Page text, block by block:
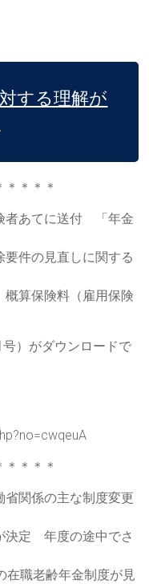
する理解が
＊＊＊
者あてに送付 「年金
要件の見直しに関する
算保険料（雇用保険
）がダウンロードで
＊＊＊
関係の主な制度変更
決定 年度の途中でさ
在職老齢年金制度が見